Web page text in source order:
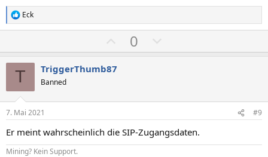
R
e
i
e
n
:
Eck
o
t
v
e
0
e
t
v
e
T TriggerThumb87
Banned
7. Mai 2021 #9
Er meint wahrscheinlich die SIP-Zugangsdaten.
Mining? Kein Support.